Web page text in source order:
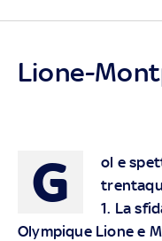
Lione-
G
ol e
1. La
Olympique Lione e